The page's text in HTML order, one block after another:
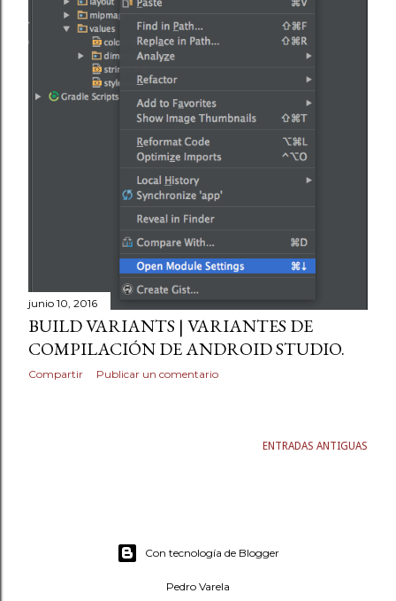
junio 10, 2016
BUILD VARIANTS | VARIANTES DE
COMPILACIÓN DE ANDROID STUDIO.
Compartir Publicar un comentario
ENTRADAS ANTIGUAS
Con tecnología de Blogger
Pedro Varela